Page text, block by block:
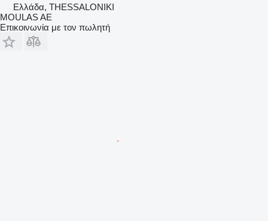
Ελλάδα, THESSALONIKI
MOULAS AE
Επικοινωνία με τον πωλητή